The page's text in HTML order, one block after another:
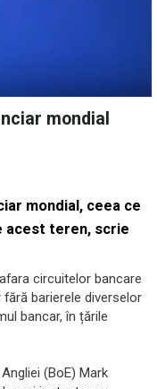
mondial
mondial, ceea ce
acest teren, scrie
circuitelor bancare
barierele diverselor
bancar, în țările
(BoE) Mark